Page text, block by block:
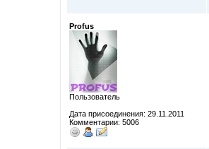
Profus
Пользователь
Дата присоединения: 29.11.2011
Комментарии: 5006